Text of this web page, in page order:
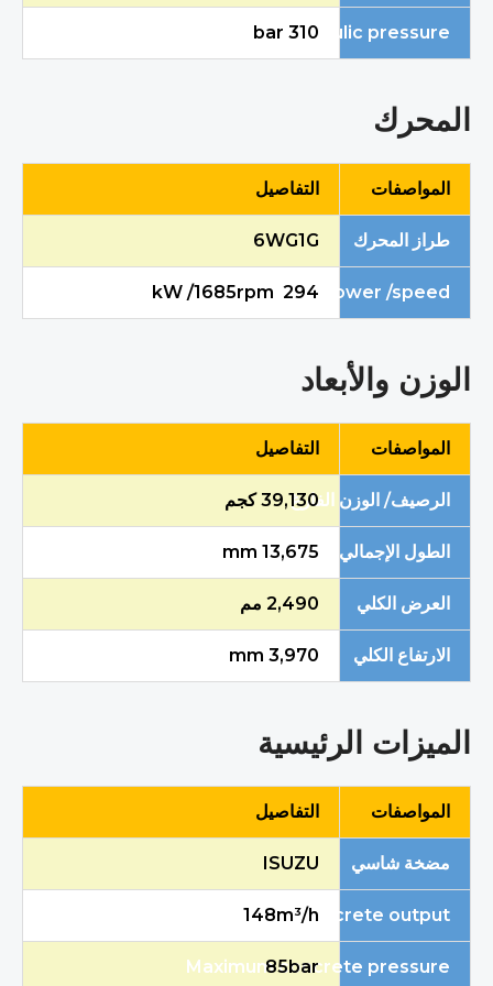
Maximum hydraulic pressure
310 bar
المحرك
المواصفات التفاصيل
طراز المحرك 6WG1G
Engine Max Net Power /speed
294 kW /1685rpm
الوزن والأبعاد
المواصفات التفاصيل
الرصيف/ الوزن الفارغ39,130كجم
الطول الإجمالي 13,675 mm
العرض الكلي 2,490 مم
الارتفاع الكلي 3,970 mm
الميزات الرئيسية
المواصفات التفاصيل
مضخة شاسي ISUZU
Maximum concrete output
148m³/h
Maximum concrete pressure
85bar